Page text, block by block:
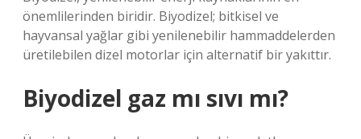
önemlilerinden biridir. Biyodizel; bitkisel ve
hayvansal yağlar gibi yenilenebilir hammaddelerden
üretilebilen dizel motorlar için alternatif bir yakıttır.
Biyodizel gaz mı sıvı mı?